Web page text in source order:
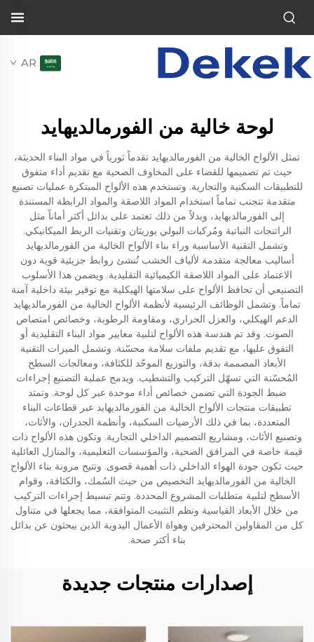
AR
لوحة خالية من الفورمالديهايد
تمثل الألواح الخالية من الفورمالديهايد تقدماً ثورياً في مواد البناء الحديثة،
حيث تم تصميمها للقضاء على المخاوف الصحية مع تقديم أداء متفوق
للتطبيقات السكنية والتجارية. وتستخدم هذه الألواح المبتكرة عمليات تصنيع
متقدمة تتجنب تماماً استخدام المواد اللاصقة والمواد الرابطة المستندة
إلى الفورمالديهايد، وبدلاً من ذلك تعتمد على بدائل أكثر أماناً مثل
الراتنجات النباتية ومُركبات البولي يوريثان وتقنيات الربط الميكانيكي.
وتشمل التقنية الأساسية وراء بناء الألواح الخالية من الفورمالديهايد
أساليب معالجة متقدمة لألياف الخشب تُنشئ روابط جزيئية قوية دون
الاعتماد على المواد اللاصقة الكيميائية التقليدية. ويضمن هذا الأسلوب
التصنيعي أن تحافظ الألواح على سلامتها الهيكلية مع توفير بيئة داخلية آمنة
تماماً. وتشمل الوظائف الرئيسية لأنظمة الألواح الخالية من الفورمالديهايد
الدعم الهيكلي، والعزل الحراري، ومقاومة الرطوبة، وخصائص امتصاص
الصوت. وقد تم هندسة هذه الألواح لتلبية معايير مواد البناء التقليدية أو
التفوق عليها، مع تقديم ملفات سلامة محسّنة. وتشمل الميزات التقنية
الأبعاد المصممة بدقة، والتوزيع الموحّد للكثافة، ومعالجات السطح
المُحسّنة التي تسهّل التركيب والتشطيب. ويدمج عملية التصنيع إجراءات
ضبط الجودة التي تضمن خصائص أداء موحدة عبر كل لوحة. وتمتد
تطبيقات منتجات الألواح الخالية من الفورمالديهايد عبر قطاعات البناء
المتعددة، بما في ذلك الأرضيات السكنية، وأنظمة الجدران، والأثاث،
وتصنيع الأثاث، ومشاريع التصميم الداخلي التجارية. وتكون هذه الألواح ذات
قيمة خاصة في المرافق الصحية، والمؤسسات التعليمية، والمنازل العائلية
حيث تكون جودة الهواء الداخلي ذات أهمية قصوى. وتتيح مرونة بناء الألواح
الخالية من الفورمالديهايد التخصيص من حيث السُمك، والكثافة، وقوام
الأسطح لتلبية متطلبات المشروع المحددة. وتتم تبسيط إجراءات التركيب
من خلال الأبعاد القياسية ونظم التثبيت المتوافقة، مما يجعلها في متناول
كل من المقاولين المحترفين وهواة الأعمال اليدوية الذين يبحثون عن بدائل
بناء أكثر صحة.
إصدارات منتجات جديدة